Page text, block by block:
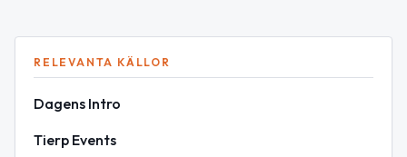
RELEVANTA KÄLLOR
Dagens Intro
Tierp Events